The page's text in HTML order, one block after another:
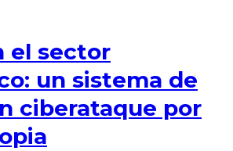
el sector
un sistema de
ciberataque por